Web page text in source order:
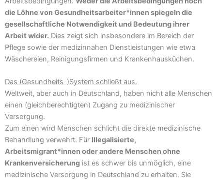
die Löhne von Gesundheitsarbeiter*innen spiegeln die
gesellschaftliche Notwendigkeit und Bedeutung ihrer
Arbeit wider. Dies zeigt sich insbesondere im Bereich der
Pflege sowie der medizinnahen Dienstleistungen wie etwa
Wäschereien, Reinigungsfirmen und Krankenhausküchen.
Das (Gesundheits-)System schließt aus.
Weltweit, aber auch in Deutschland, haben nicht alle Menschen
einen (gleichberechtigten) Zugang zu medizinischer
Versorgung.
Zum einen wird Menschen schlicht die direkte medizinische
Behandlung verwehrt. Für Illegalisierte,
Arbeitsmigrant*innen oder andere Menschen ohne
Krankenversicherung ist es schwer bis unmöglich, eine
medizinische Versorgung in Deutschland zu erhalten. Sie